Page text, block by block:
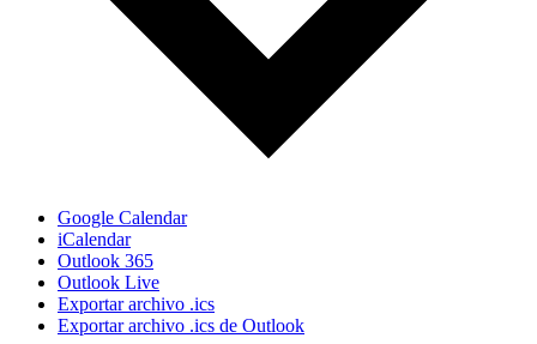
Google Calendar
iCalendar
Outlook 365
Outlook Live
Exportar archivo .ics
Exportar archivo .ics de Outlook